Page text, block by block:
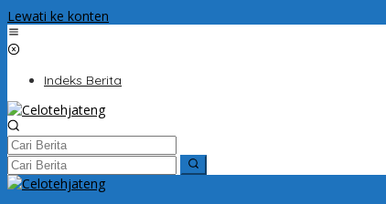
Lewati ke konten
Indeks Berita